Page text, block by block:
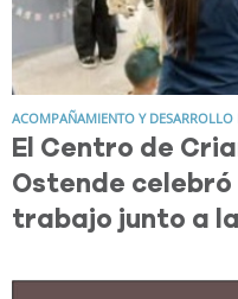
ACOMPAÑAMIENTO Y DESARROLLO
El Centro de
Ostende
trabajo junto a